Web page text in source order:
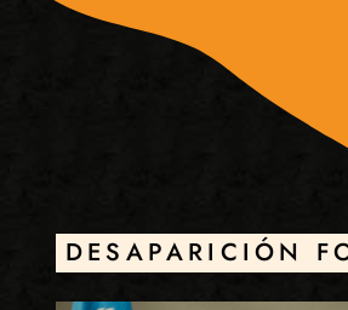
DESAPARICIÓN